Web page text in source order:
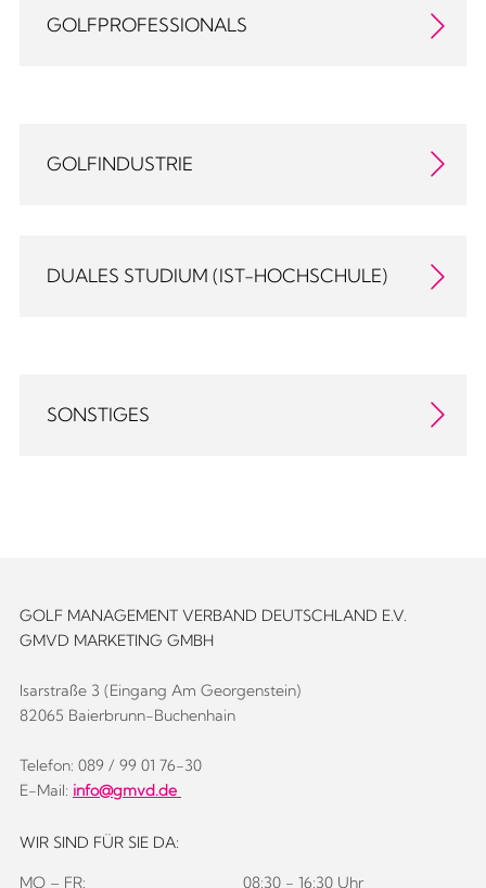
GOLFPROFESSIONALS
GOLFINDUSTRIE
DUALES STUDIUM (IST-HOCHSCHULE)
SONSTIGES
GOLF MANAGEMENT VERBAND DEUTSCHLAND E.V.
GMVD MARKETING GMBH
Isarstraße 3 (Eingang Am Georgenstein)
82065 Baierbrunn-Buchenhain
Telefon: 089 / 99 01 76-30
E-Mail: info@gmvd.de
WIR SIND FÜR SIE DA:
MO – FR: 08:30 - 16:30 Uhr